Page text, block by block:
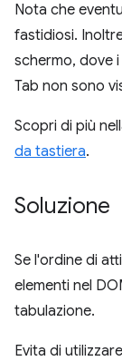
Nota che
fastidiosi.
schermo, dove
Tab non sono
Scopri di più
da tastiera.
Soluzione
Se l'ordine di
elementi nel
tabulazione.
Evita di